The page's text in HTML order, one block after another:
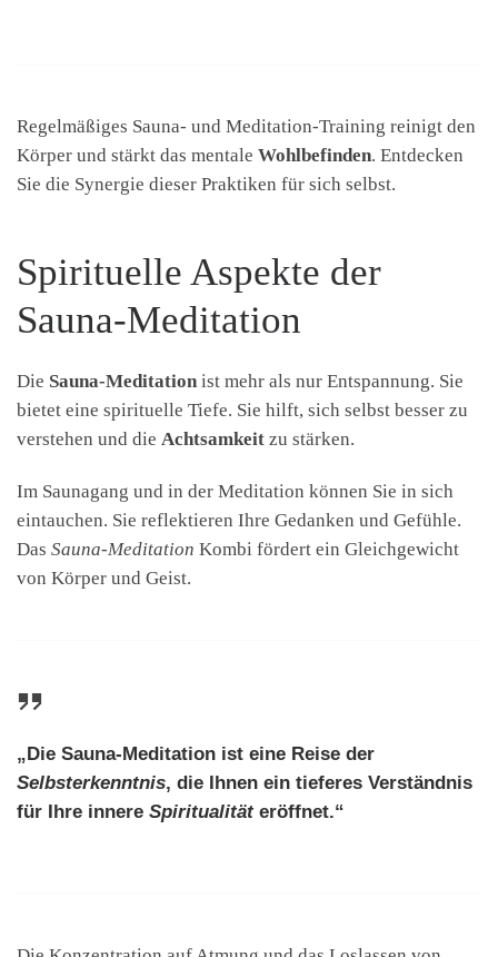
Regelmäßiges Sauna- und Meditation-Training reinigt den
Körper und stärkt das mentale Wohlbefinden. Entdecken
Sie die Synergie dieser Praktiken für sich selbst.
Spirituelle Aspekte der
Sauna-Meditation
Die Sauna-Meditation ist mehr als nur Entspannung. Sie
bietet eine spirituelle Tiefe. Sie hilft, sich selbst besser zu
verstehen und die Achtsamkeit zu stärken.
Im Saunagang und in der Meditation können Sie in sich
eintauchen. Sie reflektieren Ihre Gedanken und Gefühle.
Das Sauna-Meditation Kombi fördert ein Gleichgewicht
von Körper und Geist.
„Die Sauna-Meditation ist eine Reise der
Selbsterkenntnis, die Ihnen ein tieferes Verständnis
für Ihre innere Spiritualitäteröffnet.“